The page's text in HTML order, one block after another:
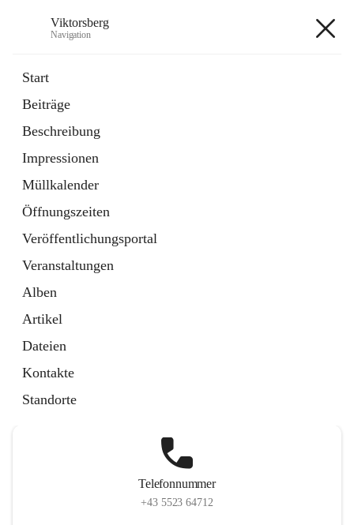
Viktorsberg
Navigation
Start
Beiträge
Beschreibung
Impressionen
Müllkalender
Öffnungszeiten
Veröffentlichungsportal
Veranstaltungen
Alben
Artikel
Dateien
Kontakte
Standorte
1 Schnellzugriff
Bürgerservice
10 Schnellzugriffe
Telefonnummer
+43 5523 64712